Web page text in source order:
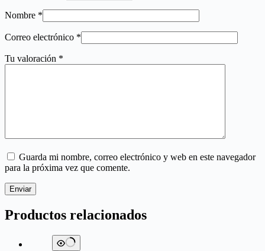
Nombre *
Correo electrónico *
Tu valoración *
Guarda mi nombre, correo electrónico y web en este navegador
para la próxima vez que comente.
Enviar
Productos relacionados